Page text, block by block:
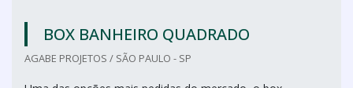
BOX BANHEIRO QUADRADO
AGABE PROJETOS / SÃO PAULO - SP